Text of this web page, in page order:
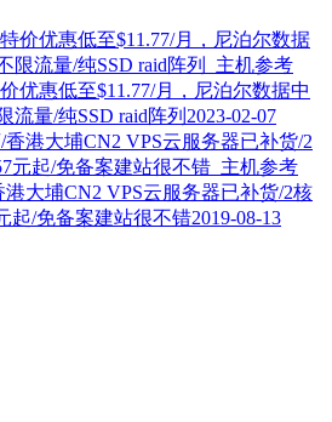
优惠低至$11.77/月，尼泊尔数据中
量/纯SSD raid阵列 2023-02-07
大埔CN2 VPS云服务器已补货/2核
起/免备案建站很不错2019-08-13